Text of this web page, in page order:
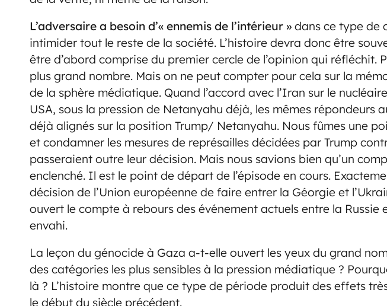
L’adversaire a besoin d’« ennemis de l’intérieur » dans ce type de
intimider tout le reste de la société. L’histoire devra donc être
être d’abord comprise du premier cercle de l’opinion qui réfléchit.
plus grand nombre. Mais on ne peut compter pour cela sur la
de la sphère médiatique. Quand l’accord avec l’Iran sur le
USA, sous la pression de Netanyahu déjà, les mêmes répondeurs
déjà alignés sur la position Trump/ Netanyahu. Nous fûmes une
et condamner les mesures de représailles décidées par Trump
passeraient outre leur décision. Mais nous savions bien qu’un
enclenché. Il est le point de départ de l’épisode en cours.
décision de l’Union européenne de faire entrer la Géorgie et
ouvert le compte à rebours des événement actuels entre la Russie
envahi.
La leçon du génocide à Gaza a-t-elle ouvert les yeux du grand
des catégories les plus sensibles à la pression médiatique ?
là ? L’histoire montre que ce type de période produit des effets
le début du siècle précédent.